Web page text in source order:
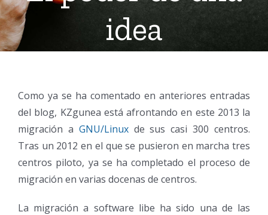
idea
Como ya se ha comentado en anteriores entradas
del blog, KZgunea está afrontando en este 2013 la
migración a GNU/Linuxde sus casi 300 centros.
Tras un 2012 en el que se pusieron en marcha tres
centros piloto, ya se ha completado el proceso de
migración en varias docenas de centros.
La migración a software libe ha sido una de las